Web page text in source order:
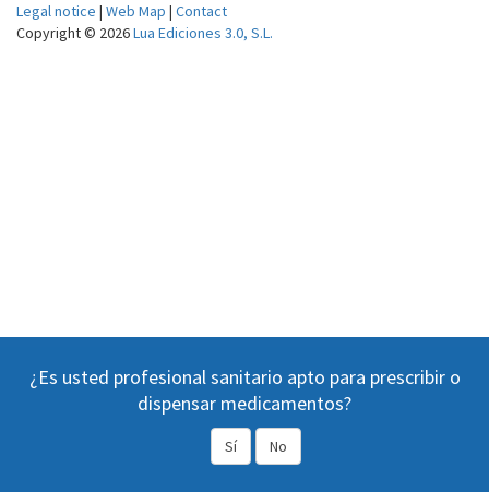
¿Es usted profesional sanitario apto para prescribir o
dispensar medicamentos?
Sí No
Legal notice | Web Map | Contact
Copyright © 2026Lua Ediciones 3.0, S.L.